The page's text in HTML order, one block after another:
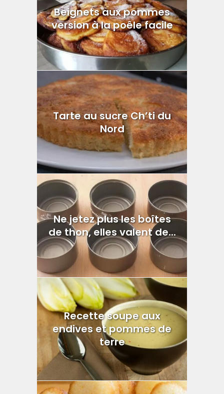
Beignets aux pommes
version à la poêle facile
Tarte au sucre Ch’ti du
Nord
Ne jetez plus les boîtes
de thon, elles valent de...
Recette soupe aux
endives et pommes de
terre